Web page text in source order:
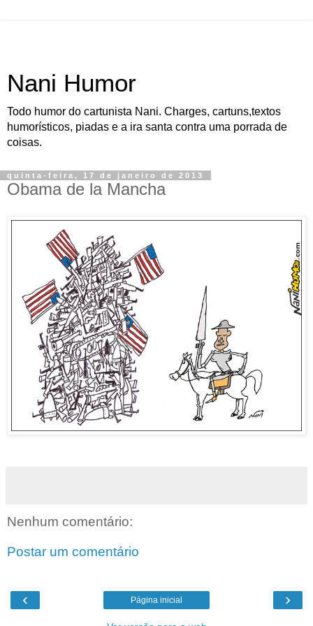
Nani Humor
Todo humor do cartunista Nani. Charges, cartuns,textos
humorísticos, piadas e a ira santa contra uma porrada de
coisas.
quinta-feira, 17 de janeiro de 2013
Obama de la Mancha
Nenhum comentário:
Postar um comentário
‹ ›
Página inicial